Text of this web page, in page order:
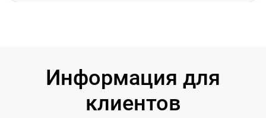
Информация для
клиентов